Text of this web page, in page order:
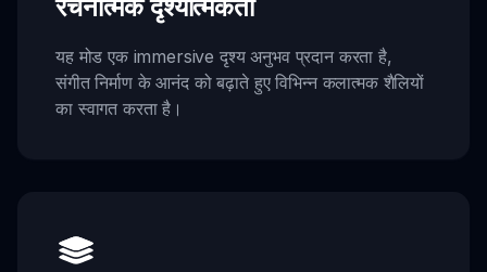
यह मोड एक immersive दृश्य अनुभव प्रदान करता है,
संगीत निर्माण के आनंद को बढ़ाते हुए विभिन्न कलात्मक शैलियों
का स्वागत करता है।